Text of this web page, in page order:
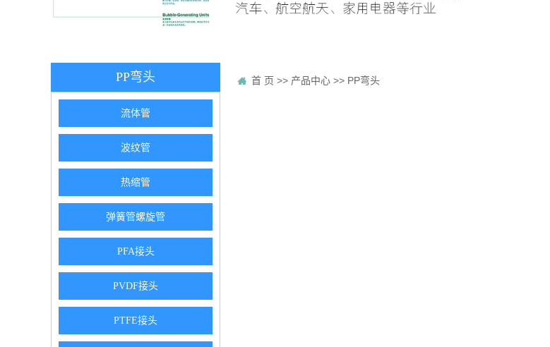
PP弯头
流体管
波纹管
热缩管
弹簧管螺旋管
PFA接头
PVDF接头
PTFE接头
首 页 >> 产品中心 >> PP弯头